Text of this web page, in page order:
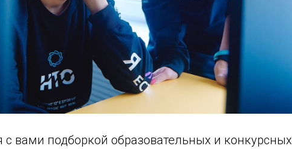
вами подборкой образовательных и конкурсных